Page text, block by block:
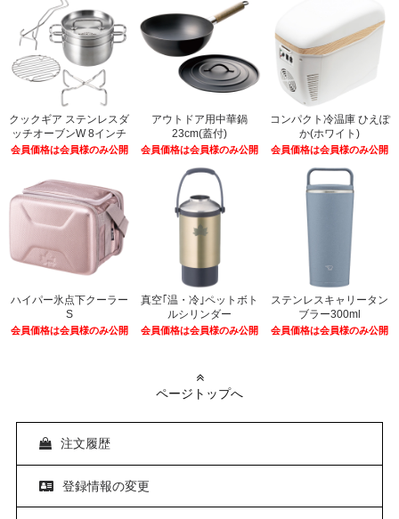
クックギア ステンレスダ
ッチオーブンW 8インチ
会員価格は会員様のみ公開
アウトドア用中華鍋
23cm(蓋付)
会員価格は会員様のみ公開
コンパクト冷温庫 ひえぽ
か(ホワイト)
会員価格は会員様のみ公開
ハイパー氷点下クーラー
S
会員価格は会員様のみ公開
真空｢温・冷｣ペットボト
ルシリンダー
会員価格は会員様のみ公開
ステンレスキャリータン
ブラー300ml
会員価格は会員様のみ公開
ページトップへ
注文履歴
登録情報の変更